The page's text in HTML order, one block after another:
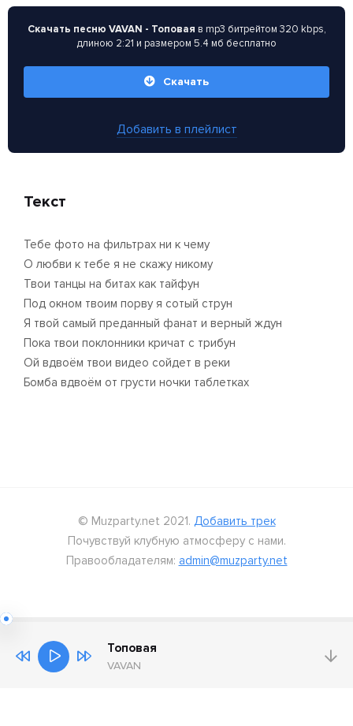
Скачать песню VAVAN - Топовая в mp3 битрейтом 320 kbps,
длиною 2:21 и размером 5.4 мб бесплатно
Скачать
Добавить в плейлист
Текст
Тебе фото на фильтрах ни к чему
О любви к тебе я не скажу никому
Твои танцы на битах как тайфун
Под окном твоим порву я сотый струн
Я твой самый преданный фанат и верный ждун
Пока твои поклонники кричат с трибун
Ой вдвоём твои видео сойдет в реки
Бомба вдвоём от грусти ночки таблетках
© Muzparty.net 2021. Добавить трек
Почувствуй клубную атмосферу с нами.
Правообладателям: admin@muzparty.net
Топовая
VAVAN